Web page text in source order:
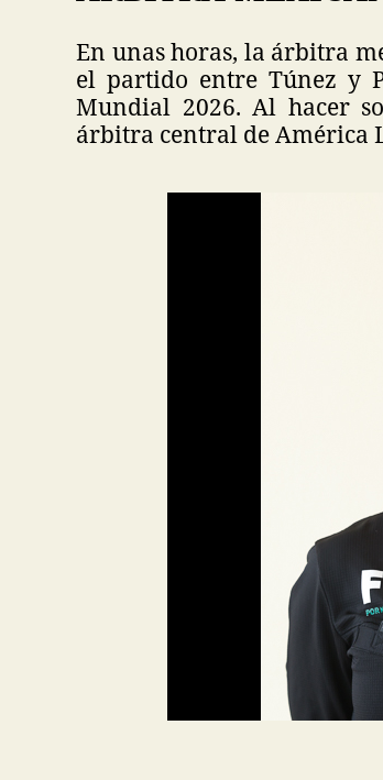
En unas horas, la árbitra
el partido entre Túnez y
Mundial 2026. Al hacer
árbitra central de América